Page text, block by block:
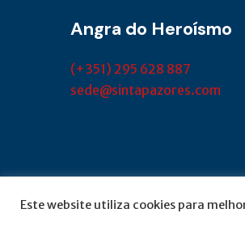
Angra do Heroísmo
(+351) 295 628 887
sede@sintapazores.com
© SINTAP Açores 2022 |
Este website utiliza cookies para